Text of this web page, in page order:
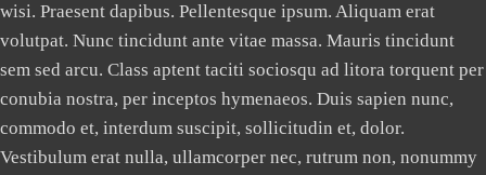
wisi. Praesent dapibus. Pellentesque ipsum. Aliquam erat
volutpat. Nunc tincidunt ante vitae massa. Mauris tincidunt
sem sed arcu. Class aptent taciti sociosqu ad litora torquent per
conubia nostra, per inceptos hymenaeos. Duis sapien nunc,
commodo et, interdum suscipit, sollicitudin et, dolor.
Vestibulum erat nulla, ullamcorper nec, rutrum non, nonummy